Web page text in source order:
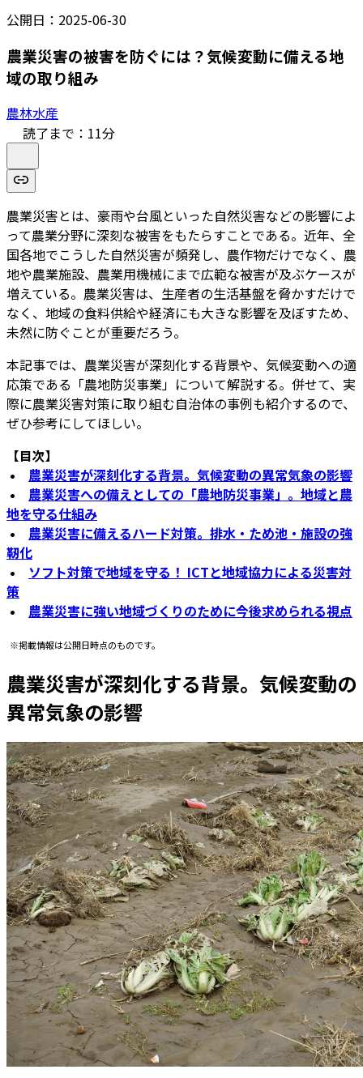
公開日： 2025-06-30
農業災害の被害を防ぐには？気候変動に備える地
域の取り組み
農林水産
読了まで： 11分
農業災害とは、豪雨や台風といった自然災害などの影響によ
って農業分野に深刻な被害をもたらすことである。近年、全
国各地でこうした自然災害が頻発し、農作物だけでなく、農
地や農業施設、農業用機械にまで広範な被害が及ぶケースが
増えている。農業災害は、生産者の生活基盤を脅かすだけで
なく、地域の食料供給や経済にも大きな影響を及ぼすため、
未然に防ぐことが重要だろう。
本記事では、農業災害が深刻化する背景や、気候変動への適
応策である「農地防災事業」について解説する。併せて、実
際に農業災害対策に取り組む自治体の事例も紹介するので、
ぜひ参考にしてほしい。
【目次】
• 農業災害が深刻化する背景。気候変動の異常気象の影響
• 農業災害への備えとしての「農地防災事業」。地域と農
地を守る仕組み
• 農業災害に備えるハード対策。排水・ため池・施設の強
靭化
• ソフト対策で地域を守る！ ICTと地域協力による災害対
策
• 農業災害に強い地域づくりのために今後求められる視点
※掲載情報は公開日時点のものです。
農業災害が深刻化する背景。気候変動の
異常気象の影響